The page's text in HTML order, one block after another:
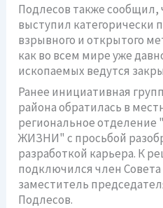
Подлесов также
выступил категорически
взрывного и открытого
как во всем мире уже
ископаемых ведутся
Ранее инициативная
района обратилась в
региональное отделение
ЖИЗНИ" с просьбой
разработкой карьера. К
подключился член
заместитель
Подлесов.